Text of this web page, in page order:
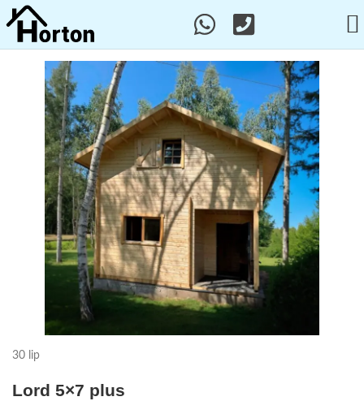
30 lip
Lord 5×7 plus